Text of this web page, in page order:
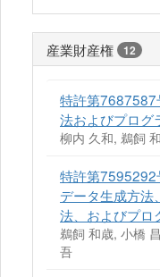
産業財産権 12
特許第7687587
法およびプログ
柳内 久和, 鵜飼
特許第7595292
データ生成方法
法、およびプロ
鵜飼 和歳, 小橋
吾